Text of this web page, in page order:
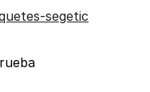
segetic